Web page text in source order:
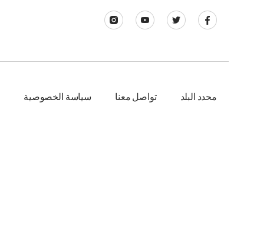
محدد البلد تواصل معنا سياسة الخصوصية